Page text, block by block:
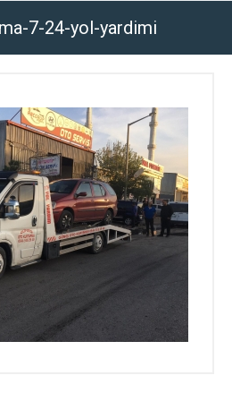
7-24-yol-yardimi